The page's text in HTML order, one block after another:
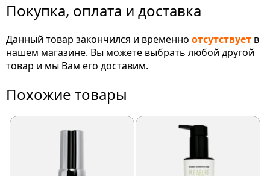
Покупка, оплата и доставка
Данный товар закончился и временно отсутствует в
нашем магазине. Вы можете выбрать любой другой
товар и мы Вам его доставим.
Похожие товары